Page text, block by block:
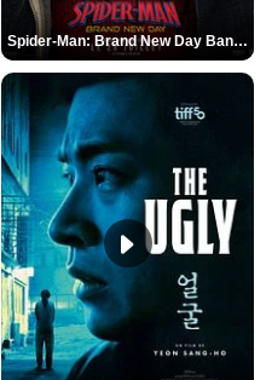
Spider-Man: Brand New Day Bande-annonce (3) VO STFR